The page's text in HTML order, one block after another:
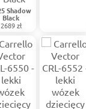
Shadow
Black
2689 zł